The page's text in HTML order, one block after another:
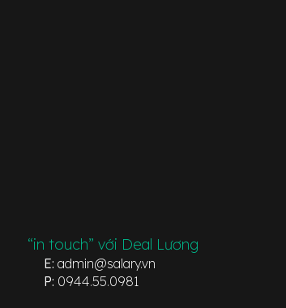
“in touch” với Deal Lương
E: admin@salary.vn
P: 0944.55.0981